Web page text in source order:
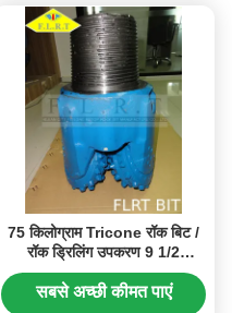
75 किलोग्राम Tricone रॉक बिट /
रॉक ड्रिलिंग उपकरण 9 1/2
"FSA517G खान ड्रिलिंग के लिए
सबसे अच्छी कीमत पाएं